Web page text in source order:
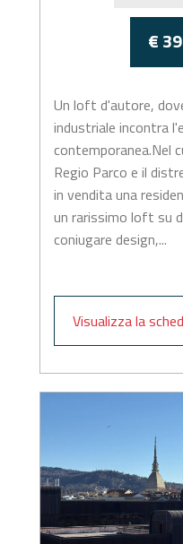
€
Un loft d'autore,
industriale incontra
contemporanea.Nel
Regio Parco e il
in vendita una
un rarissimo loft su
coniugare design,...
Visualizza la